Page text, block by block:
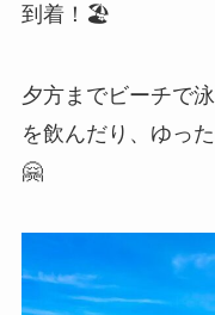
到着！🏖
夕方までビーチで
を飲んだり、ゆっ
🤗